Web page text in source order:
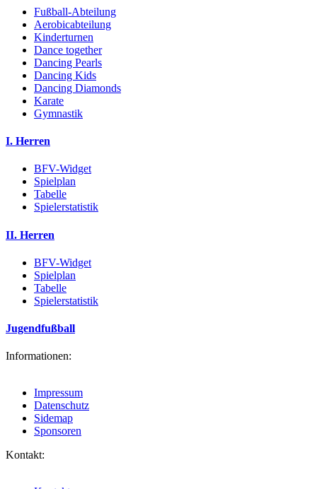
Fußball-Abteilung
Aerobicabteilung
Kinderturnen
Dance together
Dancing Pearls
Dancing Kids
Dancing Diamonds
Karate
Gymnastik
I. Herren
BFV-Widget
Spielplan
Tabelle
Spielerstatistik
II. Herren
BFV-Widget
Spielplan
Tabelle
Spielerstatistik
Jugendfußball
Informationen:
Impressum
Datenschutz
Sidemap
Sponsoren
Kontakt: